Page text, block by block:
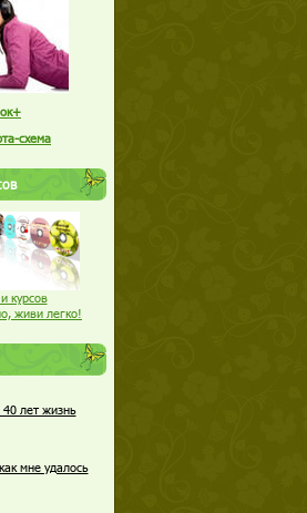
схема
курсов
живи легко!
лет жизнь
мне удалось